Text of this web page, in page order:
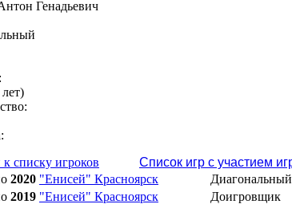
Генадьевич
списку игроков
Список игр с участием
2020 "Енисей" Красноярск
Диагональный
2019 "Енисей" Красноярск
Доигровщик